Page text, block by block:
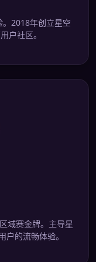
2018年创立星空
户社区。
域赛金牌。主导星
的流畅体验。